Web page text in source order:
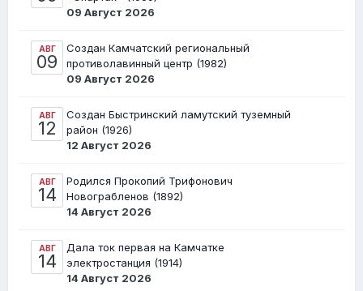
09 Август 2026
АВГ
09
Создан Камчатский региональный
противолавинный центр (1982)
09 Август 2026
АВГ
12
Создан Быстринский ламутский туземный
район (1926)
12 Август 2026
АВГ
14
Родился Прокопий Трифонович
Новограбленов (1892)
14 Август 2026
АВГ
14
Дала ток первая на Камчатке
электростанция (1914)
14 Август 2026